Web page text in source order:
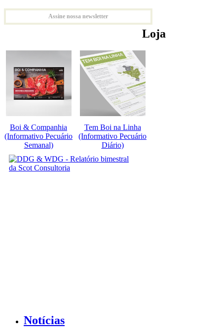
Assine nossa newsletter
Loja
Boi & Companhia
(Informativo Pecuário
Semanal)
Tem Boi na Linha
(Informativo Pecuário
Diário)
Notícias